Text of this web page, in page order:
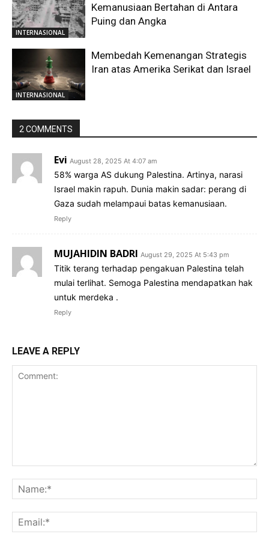
INTERNASIONAL
Kemanusiaan Bertahan di Antara
Puing dan Angka
INTERNASIONAL
Membedah Kemenangan Strategis
Iran atas Amerika Serikat dan Israel
2 COMMENTS
Evi August 28, 2025 At 4:07 am
58% warga AS dukung Palestina. Artinya, narasi
Israel makin rapuh. Dunia makin sadar: perang di
Gaza sudah melampaui batas kemanusiaan.
Reply
MUJAHIDIN BADRI August 29, 2025 At 5:43 pm
Titik terang terhadap pengakuan Palestina telah
mulai terlihat. Semoga Palestina mendapatkan hak
untuk merdeka .
Reply
LEAVE A REPLY